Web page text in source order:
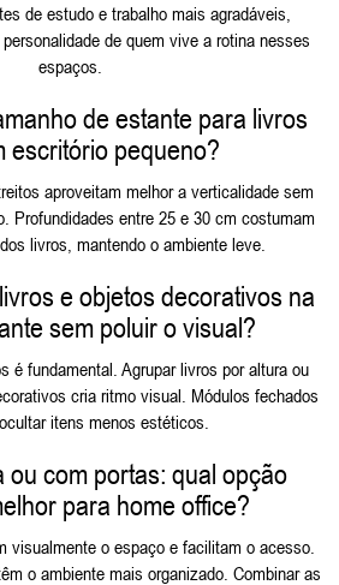
de estudo e trabalho mais agradáveis,
de quem vive a rotina nesses
espaços.
de estante para livros
escritório pequeno?
aproveitam melhor a verticalidade sem
Profundidades entre 25 e 30 cm costumam
livros, mantendo o ambiente leve.
e objetos decorativos na
sem poluir o visual?
é fundamental. Agrupar livros por altura ou
cria ritmo visual. Módulos fechados
itens menos estéticos.
ou com portas: qual opção
para home office?
visualmente o espaço e facilitam o acesso.
o ambiente mais organizado. Combinar as